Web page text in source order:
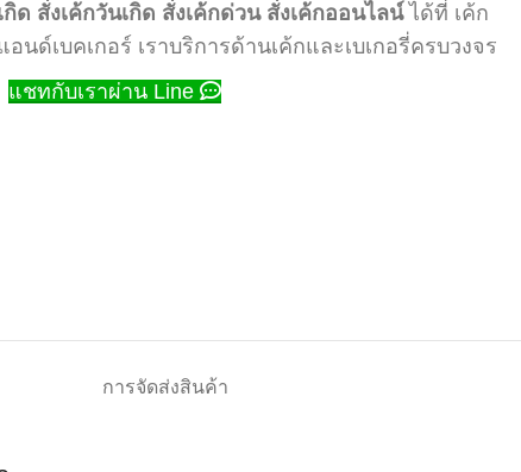
กิด สั่งเค้กวันเกิด สั่งเค้กด่วน สั่งเค้กออนไลน์ได้ที่ เค้ก
อนด์เบคเกอร์ เราบริการด้านเค้กและเบเกอรี่ครบวงจร
แชทกับเราผ่าน Line
การจัดส่งสินค้า